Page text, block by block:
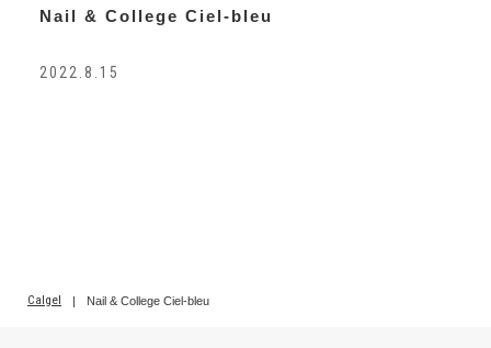
Nail & College Ciel-bleu
2022.8.15
Calgel | Nail & College Ciel-bleu